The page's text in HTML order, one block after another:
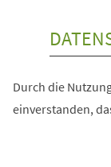
Durch die
einverstanden,